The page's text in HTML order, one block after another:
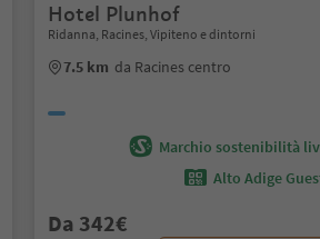
Hotel Plunhof
Ridanna, Racines, Vipiteno e dintorni
7.5 km da Racines centro
Marchio sostenibilità
Alto Adige
Da 342€